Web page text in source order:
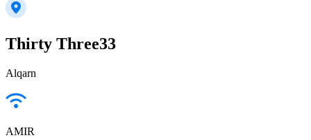
Thirty Three33
Alqarn
AMIR